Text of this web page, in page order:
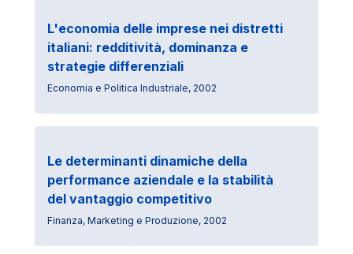
L'economia delle imprese nei distretti
italiani: redditività, dominanza e
strategie differenziali
Economia e Politica Industriale, 2002
Le determinanti dinamiche della
performance aziendale e la stabilità
del vantaggio competitivo
Finanza, Marketing e Produzione, 2002